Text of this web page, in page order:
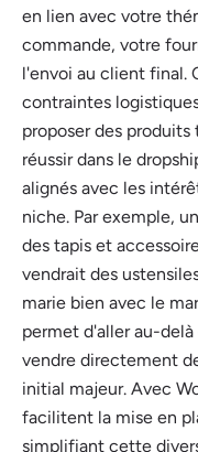
en lien avec votre
commande, votre
l'envoi au client final.
contraintes
proposer des
réussir dans le
alignés avec les
niche. Par exemple,
des tapis et
vendrait des
marie bien avec le
permet d'aller au-
vendre directement
initial majeur. Avec
facilitent la mise en
simplifiant cette